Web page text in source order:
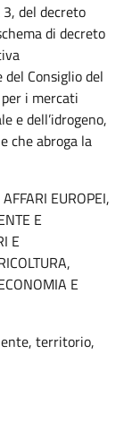
del decreto
di decreto
Consiglio del
i mercati
e dell’idrogeno,
che abroga la
EUROPEI,
E
E
E
territorio,